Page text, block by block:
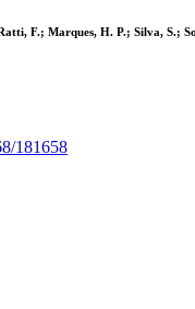
F.; Marques, H. P.; Silva,
181658